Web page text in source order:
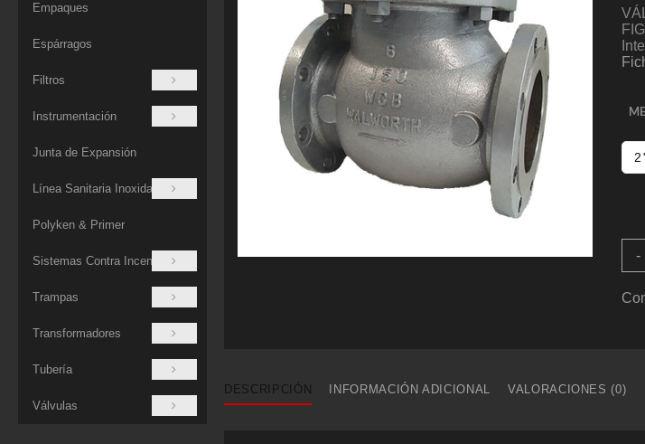
Empaques
Espárragos
Filtros
Instrumentación
Junta de Expansión
Línea Sanitaria Inoxidable
Polyken & Primer
Sistemas Contra Incendios
Trampas
Transformadores
Tubería
Válvulas
-
DESCRIPCIÓN INFORMACIÓN ADICIONAL VALORACIONES (0)